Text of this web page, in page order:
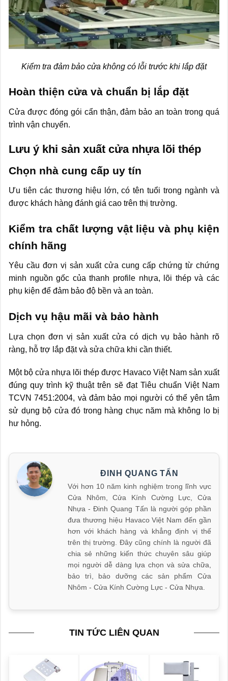
Kiểm tra đảm bảo cửa không có lỗi trước khi lắp đặt
Hoàn thiện cửa và chuẩn bị lắp đặt
Cửa được đóng gói cẩn thận, đảm bảo an toàn trong quá
trình vận chuyển.
Lưu ý khi sản xuất cửa nhựa lõi thép
Chọn nhà cung cấp uy tín
Ưu tiên các thương hiệu lớn, có tên tuổi trong ngành và
được khách hàng đánh giá cao trên thị trường.
Kiểm tra chất lượng vật liệu và phụ kiện
chính hãng
Yêu cầu đơn vị sản xuất cửa cung cấp chứng từ chứng
minh nguồn gốc của thanh profile nhựa, lõi thép và các
phụ kiện để đảm bảo độ bền và an toàn.
Dịch vụ hậu mãi và bảo hành
Lựa chọn đơn vị sản xuất cửa có dịch vụ bảo hành rõ
ràng, hỗ trợ lắp đặt và sửa chữa khi cần thiết.
Một bộ cửa nhựa lõi thép được Havaco Việt Nam sản xuất
đúng quy trình kỹ thuật trên sẽ đạt Tiêu chuẩn Việt Nam
TCVN 7451:2004, và đảm bảo mọi người có thể yên tâm
sử dụng bộ cửa đó trong hàng chục năm mà không lo bị
hư hỏng.
ĐINH QUANG TẤN
Với hơn 10 năm kinh nghiệm trong lĩnh vực
Cửa Nhôm, Cửa Kính Cường Lực, Cửa
Nhựa - Đinh Quang Tấn là người góp phần
đưa thương hiệu Havaco Việt Nam đến gần
hơn với khách hàng và khẳng định vị thế
trên thị trường. Đây cũng chính là người đã
chia sẻ những kiến thức chuyên sâu giúp
mọi người dễ dàng lựa chọn và sửa chữa,
bảo trì, bảo dưỡng các sản phẩm Cửa
Nhôm - Cửa Kính Cường Lực - Cửa Nhựa.
TIN TỨC LIÊN QUAN